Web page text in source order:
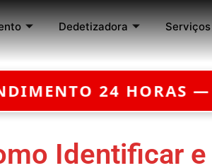
Dedetizadora Serviços
— ORÇAMENTO
Identificar